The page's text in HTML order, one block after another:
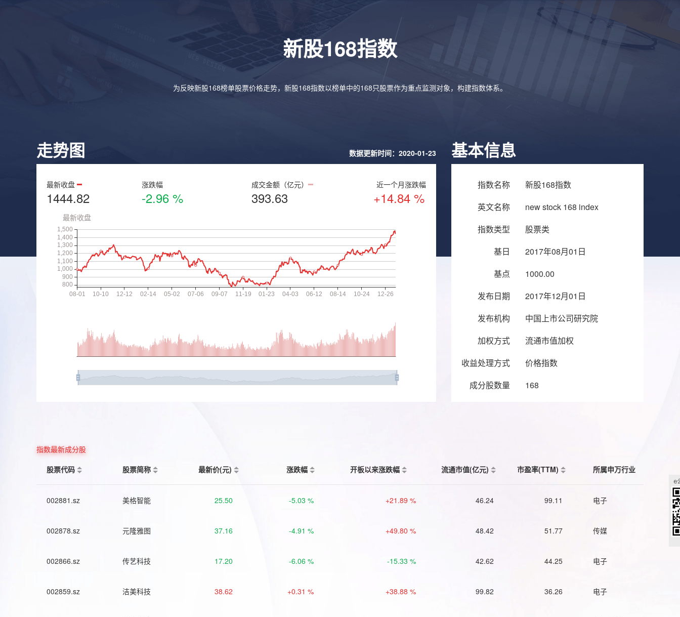
新股168指数
为反映新股168榜单股票价格走势，新股168指数以榜单中的168只股票作为重点监测对象，构建指数体系。
走势图 数据更新时间：2020-01-23
最新收盘
1444.82
涨跌幅
-2.96 %
成交金额（亿元）
393.63
近一个月涨跌幅
+14.84 %
基本信息
指数名称
新股168指数
英文名称
new stock 168 index
指数类型
股票类
基日
2017年08月01日
基点
1000.00
发布日期
2017年12月01日
发布机构
中国上市公司研究院
加权方式
流通市值加权
收益处理方式
价格指数
成分股数量
168
指数最新成分股
股票代码
股票简称 最新价(元) 涨跌幅 开板以来涨跌幅 流通市值(亿元) 市盈率(TTM) 所属申万行业
002881.sz 美格智能 25.50 -5.03 % +21.89 % 46.24 99.11 电子
002878.sz 元隆雅图 37.16 -4.91 % +49.80 % 48.42 51.77 传媒
002866.sz 传艺科技 17.20 -6.06 % -15.33 % 42.62 44.25 电子
002859.sz 洁美科技 38.62 +0.31 % +38.88 % 99.82 36.26 电子